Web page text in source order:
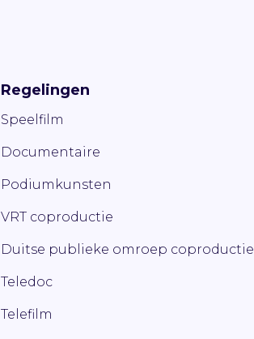
Regelingen
Speelfilm
Documentaire
Podiumkunsten
VRT coproductie
Duitse publieke omroep coproductie
Teledoc
Telefilm